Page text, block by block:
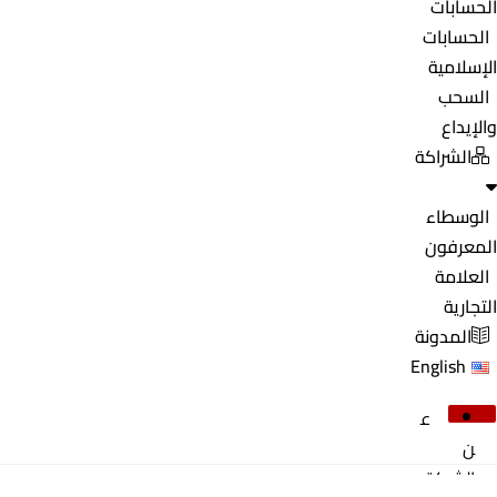
الحسابات
الإسلامية
السحب
والإيداع
الشراكة
الوسطاء
المعرفون
العلامة
التجارية
المدونة
English
ع
ن
الشركة